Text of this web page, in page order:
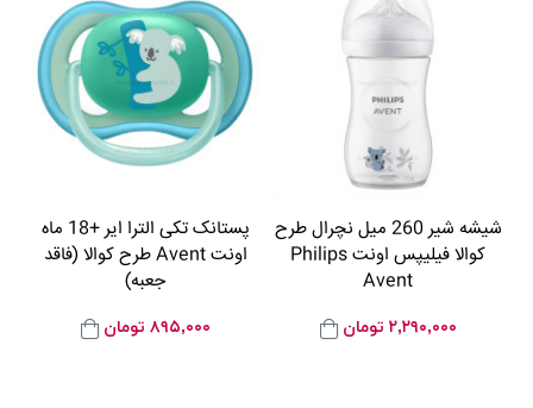
شیشه شیر 260 میل نچرال طرح
کوالا فیلیپس اونت Philips
Avent
۲,۲۹۰,۰۰۰ تومان
پستانک تکی الترا ایر +18 ماه
اونت Avent طرح کوالا (فاقد
جعبه)
۸۹۵,۰۰۰ تومان